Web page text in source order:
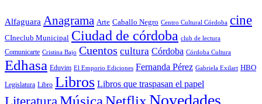
Alfaguara Anagrama Arte Caballo Negro Centro Cultural Córdoba cine
CIneclub Municipal Ciudad de córdoba club de lectura
Comunicarte Cristina Bajo Cuentos cultura Córdoba Córdoba Cultura
Edhasa Eduvim El Emporio Ediciones Fernanda Pérez Gabriela Exilart HBO
Legislatura Libro Libros Libros que traspasan el papel
MúsicaNetflixNovedades